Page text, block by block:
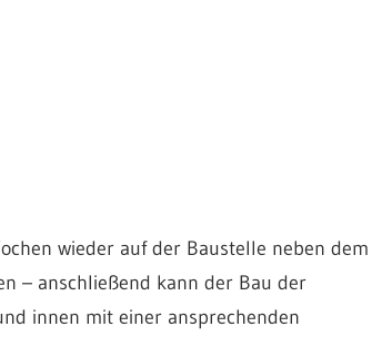
wieder auf der Baustelle neben dem
– anschließend kann der Bau der
innen mit einer ansprechenden